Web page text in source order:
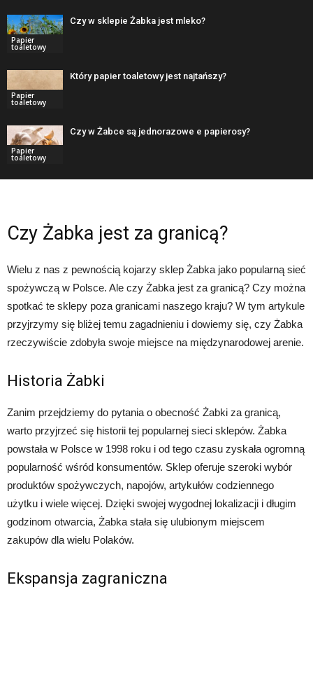
Papier
toaletowy
Czy w sklepie Żabka jest mleko?
Papier
toaletowy
Który papier toaletowy jest najtańszy?
Papier
toaletowy
Czy w Żabce są jednorazowe e papierosy?
Czy Żabka jest za granicą?
Wielu z nas z pewnością kojarzy sklep Żabka jako popularną sieć
spożywczą w Polsce. Ale czy Żabka jest za granicą? Czy można
spotkać te sklepy poza granicami naszego kraju? W tym artykule
przyjrzymy się bliżej temu zagadnieniu i dowiemy się, czy Żabka
rzeczywiście zdobyła swoje miejsce na międzynarodowej arenie.
Historia Żabki
Zanim przejdziemy do pytania o obecność Żabki za granicą,
warto przyjrzeć się historii tej popularnej sieci sklepów. Żabka
powstała w Polsce w 1998 roku i od tego czasu zyskała ogromną
popularność wśród konsumentów. Sklep oferuje szeroki wybór
produktów spożywczych, napojów, artykułów codziennego
użytku i wiele więcej. Dzięki swojej wygodnej lokalizacji i długim
godzinom otwarcia, Żabka stała się ulubionym miejscem
zakupów dla wielu Polaków.
Ekspansja zagraniczna